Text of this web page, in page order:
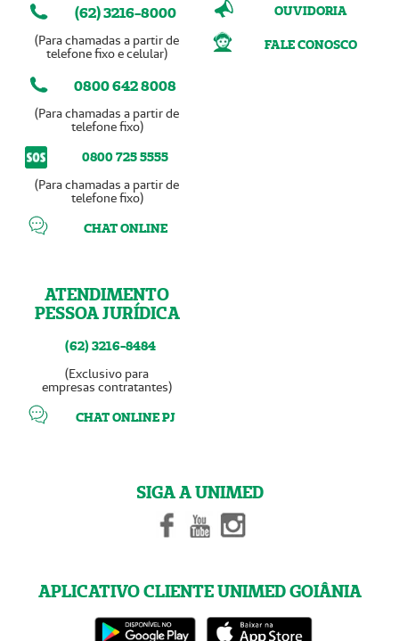
(62) 3216-8000
(Para chamadas a partir de
telefone fixo e celular)
0800 642 8008
(Para chamadas a partir de
telefone fixo)
0800 725 5555
(Para chamadas a partir de
telefone fixo)
CHAT ONLINE
ATENDIMENTO
PESSOA JURÍDICA
(62) 3216-8484
(Exclusivo para
empresas contratantes)
CHAT ONLINE PJ
OUVIDORIA
FALE CONOSCO
SIGA A UNIMED
APLICATIVO CLIENTE UNIMED GOIÂNIA